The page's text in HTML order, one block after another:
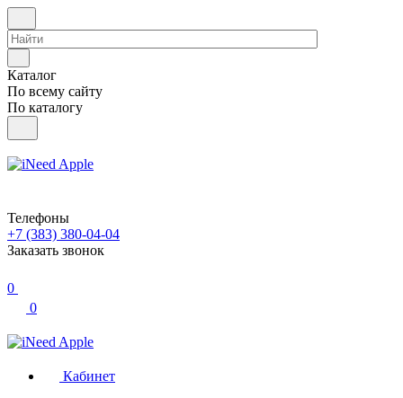
Каталог
По всему сайту
По каталогу
Телефоны
+7 (383) 380-04-04
Заказать звонок
0
0
Кабинет